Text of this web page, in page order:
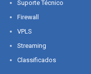
Suporte Técnico
Firewall
VPLS
Streaming
Classificados